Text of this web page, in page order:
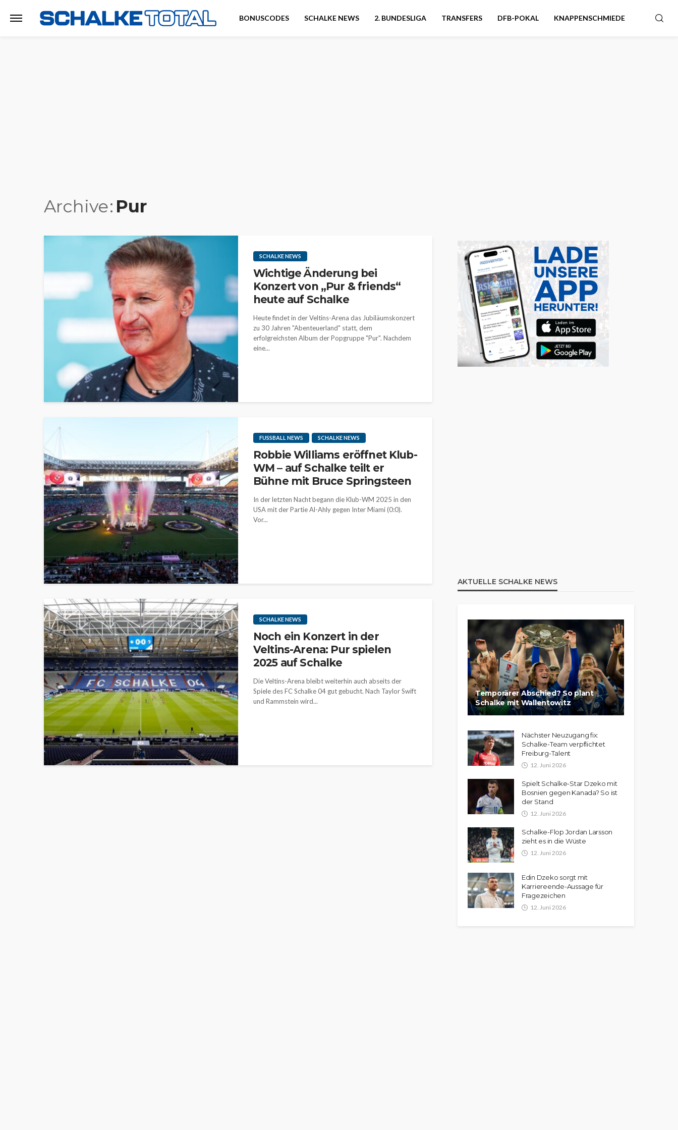
BONUSCODES SCHALKE NEWS 2. BUNDESLIGA TRANSFERS DFB-POKAL KNAPPENSCHMIEDE
Archive Pur
SCHALKE NEWS
Wichtige Änderung bei
Konzert von „Pur & friends“
heute auf Schalke
Heute findet in der Veltins-Arena das Jubiläumskonzert
zu 30 Jahren "Abenteuerland" statt, dem
erfolgreichsten Album der Popgruppe "Pur". Nachdem
eine...
FUSSBALL NEWS SCHALKE NEWS
Robbie Williams eröffnet Klub-
WM – auf Schalke teilt er
Bühne mit Bruce Springsteen
In der letzten Nacht begann die Klub-WM 2025 in den
USA mit der Partie Al-Ahly gegen Inter Miami (0:0).
Vor...
SCHALKE NEWS
Noch ein Konzert in der
Veltins-Arena: Pur spielen
2025 auf Schalke
Die Veltins-Arena bleibt weiterhin auch abseits der
Spiele des FC Schalke 04 gut gebucht. Nach Taylor Swift
und Rammstein wird...
AKTUELLE SCHALKE NEWS
Temporärer Abschied? So plant
Schalke mit Wallentowitz
Nächster Neuzugang fix:
Schalke-Team verpflichtet
Freiburg-Talent
12. Juni 2026
Spielt Schalke-Star Dzeko mit
Bosnien gegen Kanada? So ist
der Stand
12. Juni 2026
Schalke-Flop Jordan Larsson
zieht es in die Wüste
12. Juni 2026
Edin Dzeko sorgt mit
Karriereende-Aussage für
Fragezeichen
12. Juni 2026